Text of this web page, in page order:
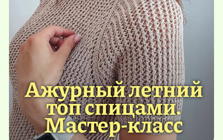
Ажурный летний
топ спицами.
Мастер-класс